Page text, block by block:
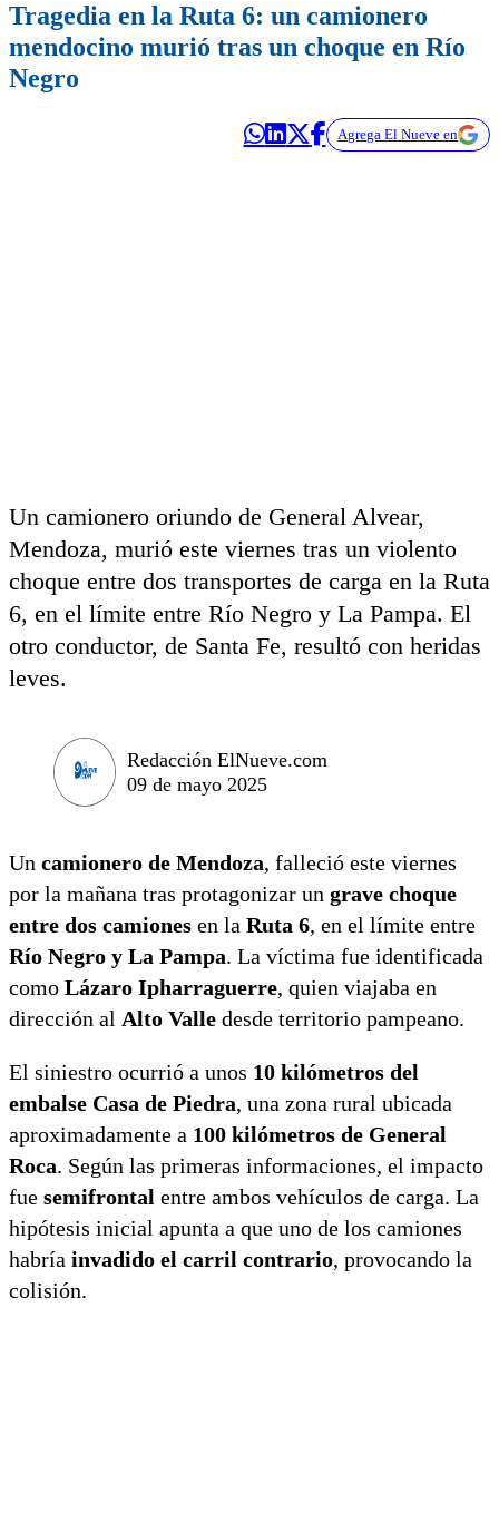
Tragedia en la Ruta 6: un camionero
mendocino murió tras un choque en Río
Negro
Agrega El Nueve en
Un camionero oriundo de General Alvear,
Mendoza, murió este viernes tras un violento
choque entre dos transportes de carga en la Ruta
6, en el límite entre Río Negro y La Pampa. El
otro conductor, de Santa Fe, resultó con heridas
leves.
Redacción ElNueve.com
09 de mayo 2025
Un camionero de Mendoza, falleció este viernes
por la mañana tras protagonizar un grave choque
entre dos camiones en la Ruta 6, en el límite entre
Río Negro y La Pampa. La víctima fue identificada
como Lázaro Ipharraguerre, quien viajaba en
dirección al Alto Valle desde territorio pampeano.
El siniestro ocurrió a unos 10 kilómetros del
embalse Casa de Piedra, una zona rural ubicada
aproximadamente a 100 kilómetros de General
Roca. Según las primeras informaciones, el impacto
fue semifrontal entre ambos vehículos de carga. La
hipótesis inicial apunta a que uno de los camiones
habría invadido el carril contrario, provocando la
colisión.